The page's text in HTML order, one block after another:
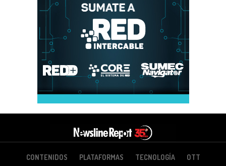
CONTENIDOS PLATAFORMAS TECNOLOGÍA OTT